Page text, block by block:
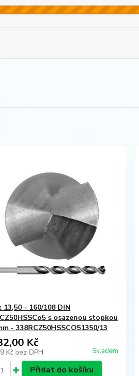
13,50 - 160/108 DIN
s osazenou stopkou
- 338RCZ50HSSCO51350/13
Kč
Kč bez DPH Skladem
Přidat do košíku